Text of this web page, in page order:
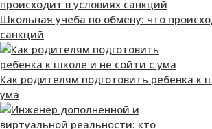
Школьная учеба по обмену: что
санкций
Как родителям подготовить ребенка к
ума